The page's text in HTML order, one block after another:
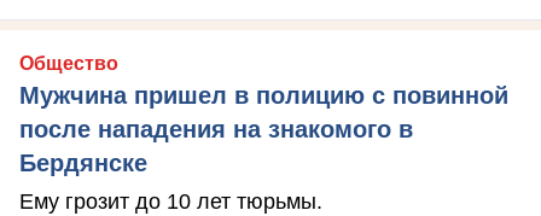
Общество
Мужчина пришел в полицию с повинной
после нападения на знакомого в
Бердянске
Ему грозит до 10 лет тюрьмы.